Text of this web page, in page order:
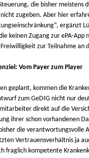
die bisher meistens
zugeben. Aber hier
ergänzt
keinen Zugang zur ePA-
zur Teilnahme
Vom Payer zum Player
geplant, kommen die
zum GeDIG nicht nur
direkt auf die
ihrer schon vorhandenen
die verantwortungsvolle
Vertrauensverhältnis ja
fraglich kompetente